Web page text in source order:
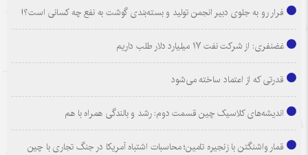
فرار رو به جلوی دبیر انجمن تولید و بسته‌بندی گوشت به نفع چه کسانی است؟!
غضنفری: از شرکت نفت ۱۷ میلیارد دلار طلب داریم
قدرتی که از اعتماد ساخته می‌شود
اندیشه‌های کلاسیک چین قسمت دوم: رشد و بالندگی همراه با هم
قمار واشنگتن با زنجیره تامین؛ محاسبات اشتباه آمریکا در جنگ تجاری با چین